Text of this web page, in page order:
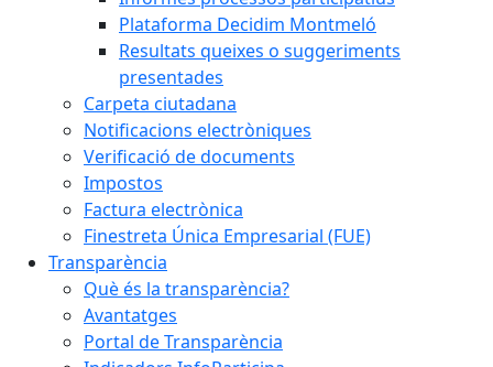
Plataforma Decidim Montmeló
Resultats queixes o suggeriments
presentades
Carpeta ciutadana
Notificacions electròniques
Verificació de documents
Impostos
Factura electrònica
Finestreta Única Empresarial (FUE)
Transparència
Què és la transparència?
Avantatges
Portal de Transparència